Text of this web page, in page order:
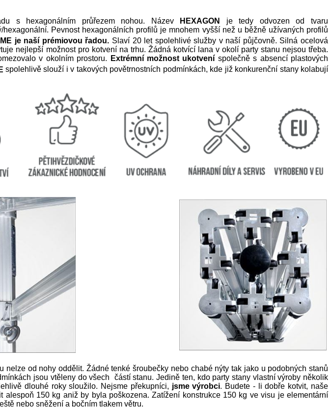
s hexagonálním průřezem nohou. Název HEXAGON
je tedy odvozen od tvaru
Pevnost hexagonálních profilů je mnohem vyšší než u běžně užívaných profilů
je naší prémiovou řadou. Slaví 20 let spolehlivé služby v naší půjčovně. Silná ocelová
nejlepší možnost pro kotvení na trhu. Žádná kotvící lana v okolí party stanu nejsou třeba.
v okolním prostoru.
Extrémní možnost ukotvení společně s absencí plastových
spolehlivě slouží i v takových povětrnostních podmínkách, kde již konkurenční stany kolabují
nelze od nohy oddělit. Žádné tenké šroubečky nebo chabé nýty tak jako u podobných stanů
jsou vtěleny do všech částí stanu. Jedině ten, kdo party stany vlastní výroby několik
dlouhé roky sloužilo. Nejsme překupníci, jsme výrobci. Budete - li dobře kotvit, naše
150 kg aniž by byla poškozena. Zatížení konstrukce 150 kg ve visu je elementární
nebo sněžení a bočním tlakem větru.